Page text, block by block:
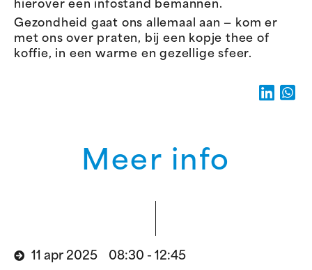
hierover een infostand bemannen.
Gezondheid gaat ons allemaal aan — kom er
met ons over praten, bij een kopje thee of
koffie, in een warme en gezellige sfeer.
Meer info
11 apr 2025 08:30 - 12:45